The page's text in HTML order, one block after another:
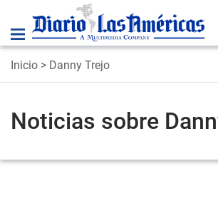
Inicio > Danny Trejo
Noticias sobre